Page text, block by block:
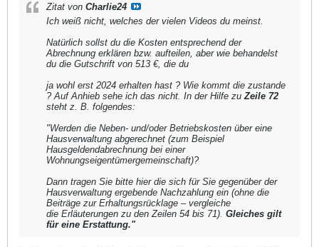
Zitat von Charlie24
Ich weiß nicht, welches der vielen Videos du meinst.
Natürlich sollst du die Kosten entsprechend der
Abrechnung erklären bzw. aufteilen, aber wie behandelst
du die Gutschrift von 513 €, die du
ja wohl erst 2024 erhalten hast ? Wie kommt die zustande
? Auf Anhieb sehe ich das nicht. In der Hilfe zuZeile 72
steht z. B. folgendes:
"Werden die Neben- und/oder Betriebskosten über eine
Hausverwaltung abgerechnet (zum Beispiel
Hausgeldendabrechnung bei einer
Wohnungseigentümergemeinschaft)?
Dann tragen Sie bitte hier die sich für Sie gegenüber der
Hausverwaltung ergebende Nachzahlung ein (ohne die
Beiträge zur Erhaltungsrücklage – vergleiche
die Erläuterungen zu den Zeilen 54 bis 71). Gleiches gilt
für eine Erstattung."